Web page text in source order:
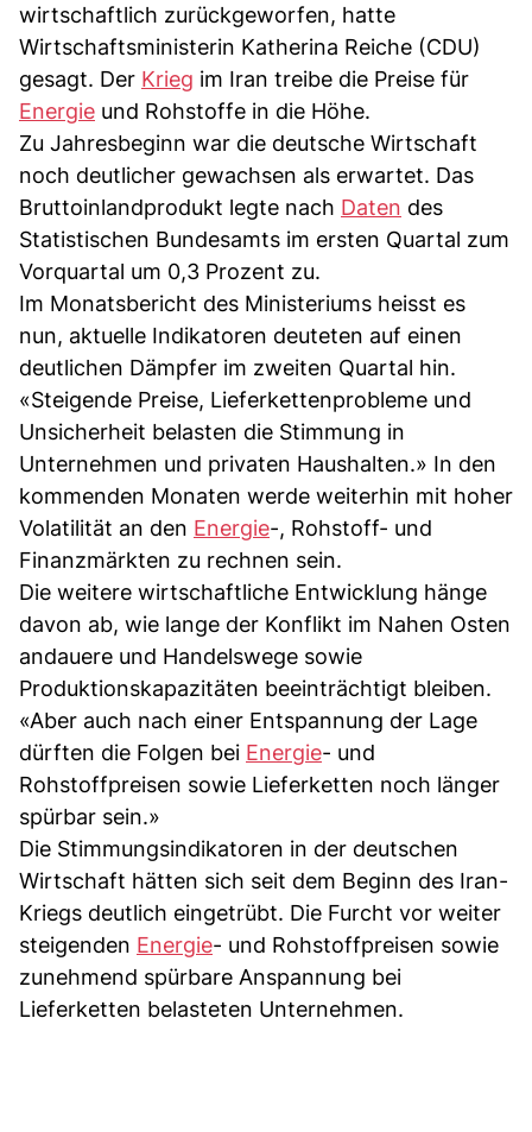
wirtschaftlich zurückgeworfen, hatte
Wirtschaftsministerin Katherina Reiche (CDU)
gesagt. Der Krieg im Iran treibe die Preise für
Energie und Rohstoffe in die Höhe.
Zu Jahresbeginn war die deutsche Wirtschaft
noch deutlicher gewachsen als erwartet. Das
Bruttoinlandprodukt legte nach Daten des
Statistischen Bundesamts im ersten Quartal zum
Vorquartal um 0,3 Prozent zu.
Im Monatsbericht des Ministeriums heisst es
nun, aktuelle Indikatoren deuteten auf einen
deutlichen Dämpfer im zweiten Quartal hin.
«Steigende Preise, Lieferkettenprobleme und
Unsicherheit belasten die Stimmung in
Unternehmen und privaten Haushalten.» In den
kommenden Monaten werde weiterhin mit hoher
Volatilität an den Energie-, Rohstoff- und
Finanzmärkten zu rechnen sein.
Die weitere wirtschaftliche Entwicklung hänge
davon ab, wie lange der Konflikt im Nahen Osten
andauere und Handelswege sowie
Produktionskapazitäten beeinträchtigt bleiben.
«Aber auch nach einer Entspannung der Lage
dürften die Folgen bei Energie- und
Rohstoffpreisen sowie Lieferketten noch länger
spürbar sein.»
Die Stimmungsindikatoren in der deutschen
Wirtschaft hätten sich seit dem Beginn des Iran-
Kriegs deutlich eingetrübt. Die Furcht vor weiter
steigenden Energie- und Rohstoffpreisen sowie
zunehmend spürbare Anspannung bei
Lieferketten belasteten Unternehmen.